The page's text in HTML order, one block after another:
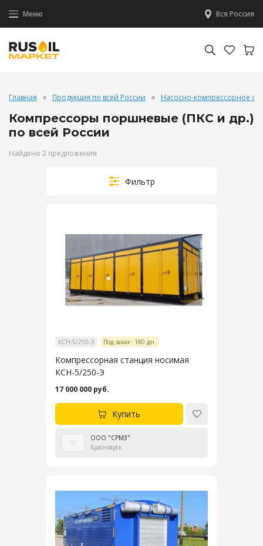
Меню Вся Россия
Главная Продукция по всей России Насосно-компрессорное
Компрессоры поршневые (ПКС и др.)
по всей России
Найдено 2 предложения
Фильтр
КСН-5/250-Э Под заказ : 180 дн.
Компрессорная станция носимая
КСН-5/250-Э
17 000 000 руб.
Купить
ООО "СРМЗ"
Красноярск